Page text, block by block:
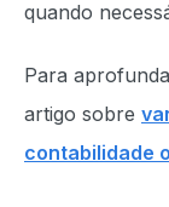
quando
Para
artigo sobre
contabilidade